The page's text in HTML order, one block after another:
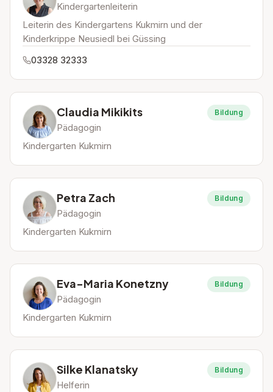
Kindergartenleiterin
Leiterin des Kindergartens Kukmirn und der
Kinderkrippe Neusiedl bei Güssing
03328 32333
Claudia Mikikits
Pädagogin
Bildung
Kindergarten Kukmirn
Petra Zach
Pädagogin
Bildung
Kindergarten Kukmirn
Eva-Maria Konetzny
Pädagogin
Bildung
Kindergarten Kukmirn
Silke Klanatsky
Helferin
Bildung